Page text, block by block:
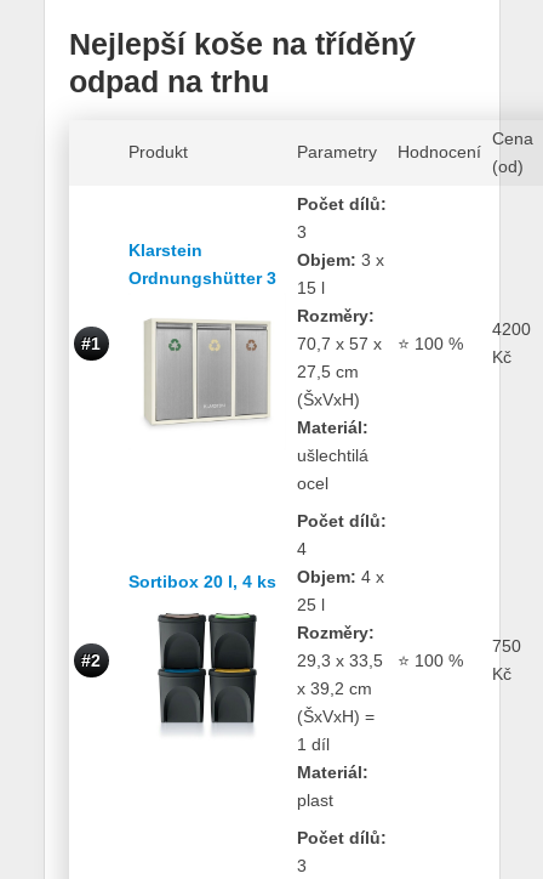
Nejlepší koše na tříděný
odpad na trhu
Produkt Parametry Hodnocení
Cena
(od)
#1
Klarstein
Ordnungshütter 3
Počet dílů:
3
Objem: 3 x
15 l
Rozměry:
70,7 x 57 x
27,5 cm
(ŠxVxH)
Materiál:
ušlechtilá
ocel
⭐ 100 %
4200
Kč
#2
Sortibox 20 l, 4 ks
Počet dílů:
4
Objem: 4 x
25 l
Rozměry:
29,3 x 33,5
x 39,2 cm
(ŠxVxH) =
1 díl
Materiál:
plast
⭐ 100 %
750
Kč
Počet dílů:
3